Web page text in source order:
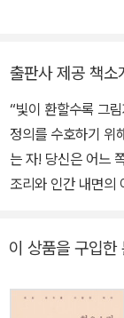
스케의 《나와 우리
나》, 《내가 여기에
출판사 제공 책소
“빛이 환할수록 그
정의를 수호하기 위
는 자! 당신은 어느 쪽입니까? 《통곡》과 《우
조리와 인간 내면의
발생한다. 일본 열도
정의를 동원하는,
이 상품을 구입한